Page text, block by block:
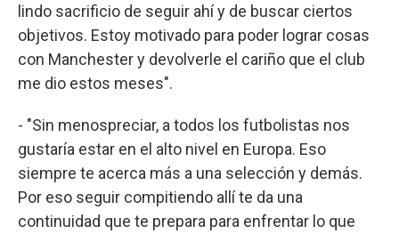
lindo sacrificio de seguir ahí y de buscar ciertos
objetivos. Estoy motivado para poder lograr cosas
con Manchester y devolverle el cariño que el club
me dio estos meses".
- "Sin menospreciar, a todos los futbolistas nos
gustaría estar en el alto nivel en Europa. Eso
siempre te acerca más a una selección y demás.
Por eso seguir compitiendo allí te da una
continuidad que te prepara para enfrentar lo que